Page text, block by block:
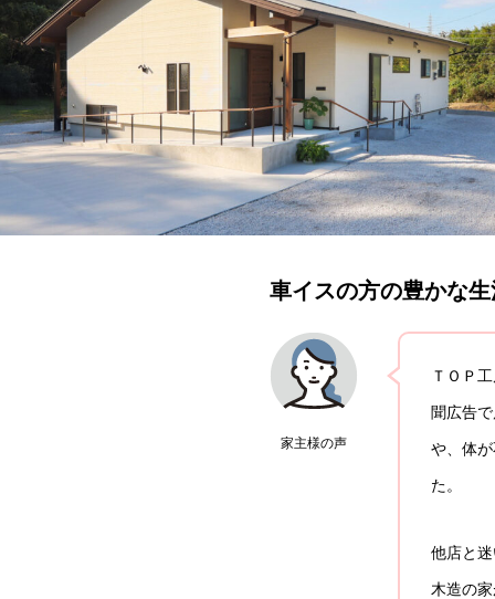
車イスの方の豊かな生
家主様の声
ＴＯＰ
聞広告
や、体
た。
他店と
木造の